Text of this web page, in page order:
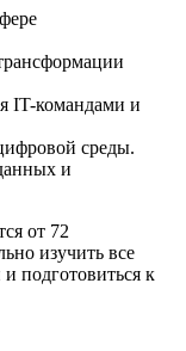
IT-командами и
среды.
и
от 72
изучить все
подготовиться к